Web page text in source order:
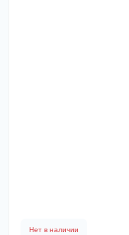
Нет в наличии